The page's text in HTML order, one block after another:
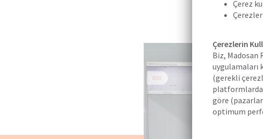
Çerez
Çerezlerin
Biz, Madosan
uygulamaları
(gerekli
platformlarda
göre
optimum